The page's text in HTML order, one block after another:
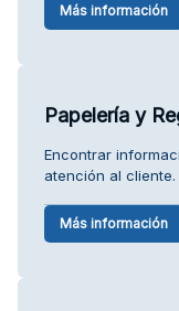
Más información
Papelería y
Encontrar
atención al cliente.
Más información